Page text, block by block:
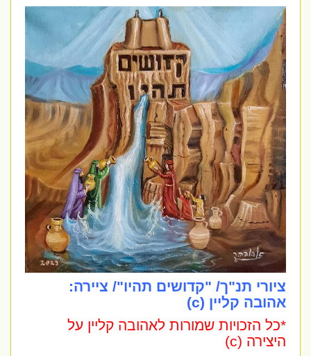
ציורי תנ"ך/ "קדושים תהיו"/ ציירה:
אהובה קליין (c)
*כל הזכויות שמורות לאהובה קליין ע ל
היצירה (c)